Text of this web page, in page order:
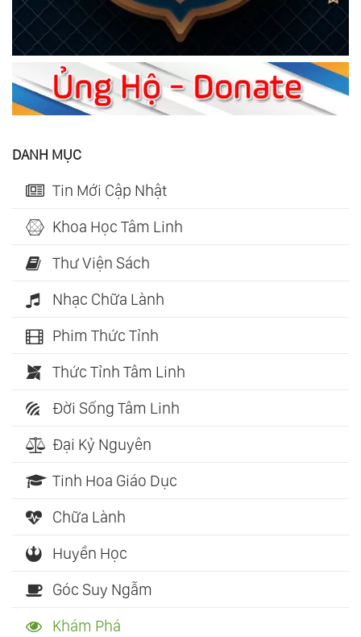
DANH MỤC
Tin Mới Cập Nhật
Khoa Học Tâm Linh
Thư Viện Sách
Nhạc Chữa Lành
Phim Thức Tỉnh
Thức Tỉnh Tâm Linh
Đời Sống Tâm Linh
Đại Kỷ Nguyên
Tinh Hoa Giáo Dục
Chữa Lành
Huyền Học
Góc Suy Ngẫm
Khám Phá